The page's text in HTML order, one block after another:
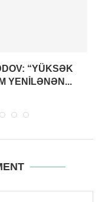
“YÜKSƏK
YENILƏNƏN...